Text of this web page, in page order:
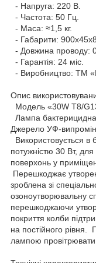
- Напруга: 220 В.
- Частота: 50 Гц.
- Маса: ≈1,5 кг.
- Габарити:
- Довжина проводу:
- Гарантія: 24 міс.
- Виробництво: ТМ
Опис
Модель «30W T8/
Лампа
Джерело УФ-
Використовується в
потужністю 30 Вт,
поверхонь у
Перешкоджає
зроблена зі
озоноутворювальну
перешкоджаючи
покриття колби
на постійного рівня.
лампою